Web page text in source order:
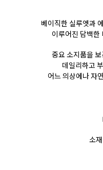
베이직한 실루엣과
이루어진 담백한
중요 소지품을
데일리하고
어느 의상에나 자
소